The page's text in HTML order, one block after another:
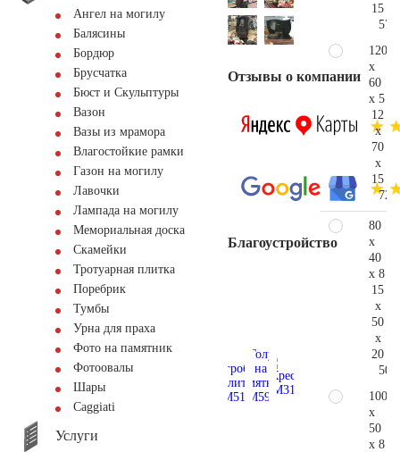
Ангел на могилу
Балясины
Бордюр
Брусчатка
Бюст и Скульптуры
Вазон
Вазы из мрамора
Влагостойкие рамки
Газон на могилу
Лавочки
Лампада на могилу
Мемориальная доска
Скамейки
Тротуарная плитка
Поребрик
Тумбы
Урна для праха
Фото на памятник
Фотоовалы
Шары
Сaggiati
Услуги
Отзывы о компании
Благоустройство
15
120
x
60
x 5
12
x
70
x
15
80
x
40
x 8
15
x
50
x
20
100
x
50
x 8